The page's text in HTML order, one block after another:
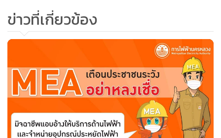
ในบริการสตรีมมิ่งหลายราย ได้กำหนดระยะเวลาเล่นเพลงนั้น
ต้องยาวกว่า 30 วินาทีจึงจะสามารถสร้างรายได้ได้ ด้วยเวลา
ข่าวที่เกี่ยวข้อง